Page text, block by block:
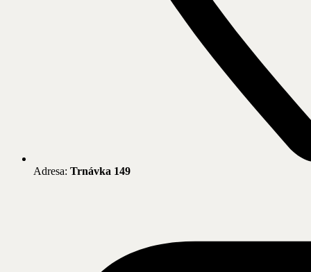
Adresa: Trnávka 149